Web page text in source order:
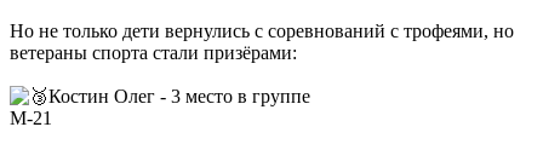
Но не только дети вернулись с соревнований с трофеями, но
ветераны спорта стали призёрами:
Костин Олег - 3 место в группе
М-21